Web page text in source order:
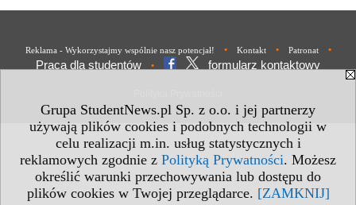
Grupa StudentNews.pl Sp. z o.o. i jej partnerzy
używają plików cookies i podobnych technologii w
celu realizacji m.in. usług statystycznych i
reklamowych zgodnie z Polityką Prywatności. Możesz
określić warunki przechowywania lub dostępu do
plików cookies w Twojej przeglądarce. [ZAMKNIJ]
Reklama - Wykorzystajmy wspólnie nasz potencjał! • Kontakt • Patronat •
Praca dla studentów • formularz kontaktowy